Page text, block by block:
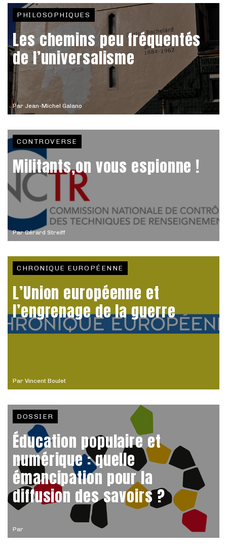
Par Jean-Michel Galano
PHILOSOPHIQUES
Les chemins peu fréquentés
de l’universalisme
ParGérard Streiff
CONTROVERSE
Militants,on vous espionne !
Par Vincent Boulet
CHRONIQUE EUROPÉENNE
L’Union européenne et
l’engrenage de la guerre
Par
DOSSIER
Éducation populaire et
numérique : quelle
émancipation pour la
diffusion des savoirs ?